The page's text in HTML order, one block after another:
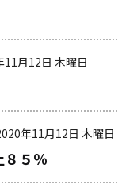
11月12日 木曜日
年11月12日 木曜日
５％